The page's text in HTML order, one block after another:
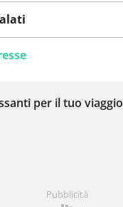
sulla mappa
per il tuo viaggio
Pubblicità